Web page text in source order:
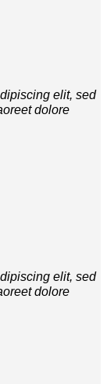
elit, sed
dolore
elit, sed
dolore